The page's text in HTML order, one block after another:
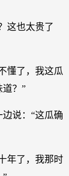
这也太贵了
懂了，我这瓜
道？”
说：“这瓜确
年了，我那时